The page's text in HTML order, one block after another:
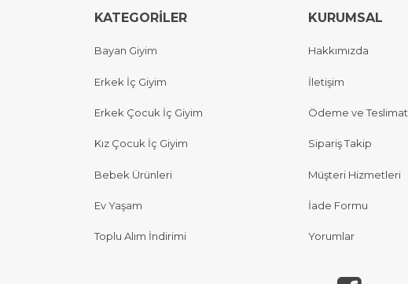
KATEGORİLER
Bayan Giyim
Erkek İç Giyim
Erkek Çocuk İç Giyim
Kız Çocuk İç Giyim
Bebek Ürünleri
Ev Yaşam
Toplu Alım İndirimi
KURUMSAL
Hakkımızda
İletişim
Ödeme ve Teslimat
Sipariş Takip
Müşteri Hizmetleri
İade Formu
Yorumlar